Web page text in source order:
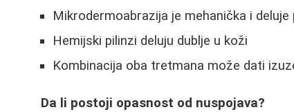
Mikrodermoabrazija je mehanička i deluje
Hemijski pilinzi deluju dublje u koži
Kombinacija oba tretmana može dati
Da li postoji opasnost od nuspojava?